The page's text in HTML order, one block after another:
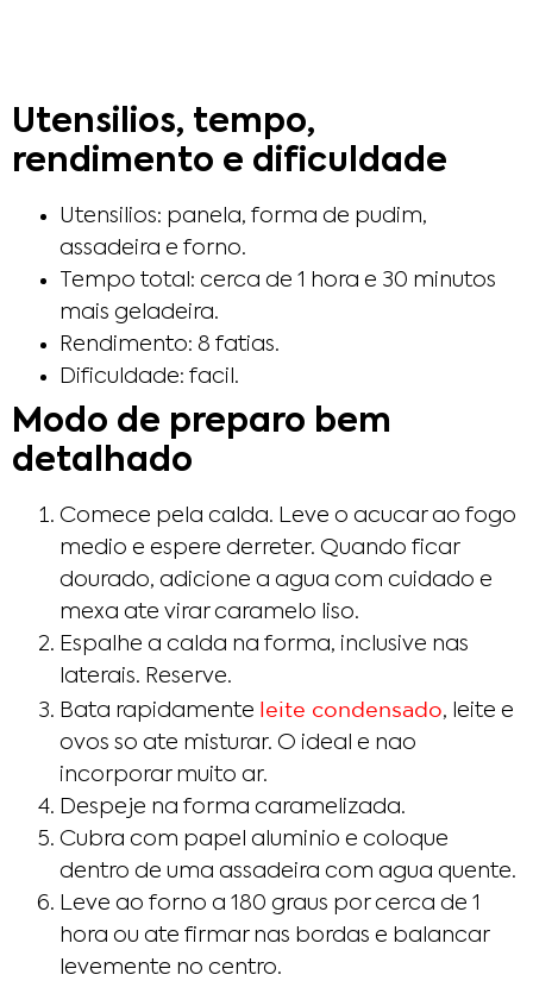
Utensilios, tempo,
rendimento e dificuldade
Utensilios: panela, forma de pudim,
assadeira e forno.
Tempo total: cerca de 1 hora e 30 minutos
mais geladeira.
Rendimento: 8 fatias.
Dificuldade: facil.
Modo de preparo bem
detalhado
Comece pela calda. Leve o acucar ao fogo
medio e espere derreter. Quando ficar
dourado, adicione a agua com cuidado e
mexa ate virar caramelo liso.
Espalhe a calda na forma, inclusive nas
laterais. Reserve.
Bata rapidamente leite condensado, leite e
ovos so ate misturar. O ideal e nao
incorporar muito ar.
Despeje na forma caramelizada.
Cubra com papel aluminio e coloque
dentro de uma assadeira com agua quente.
Leve ao forno a 180 graus por cerca de 1
hora ou ate firmar nas bordas e balancar
levemente no centro.